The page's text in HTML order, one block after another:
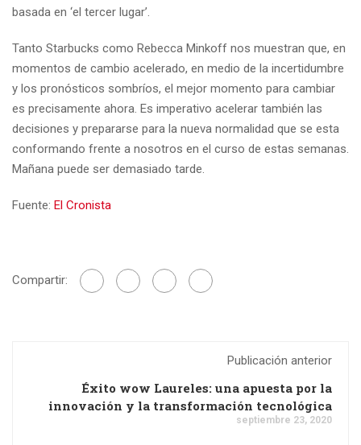
basada en ‘el tercer lugar’.
Tanto Starbucks como Rebecca Minkoff nos muestran que, en
momentos de cambio acelerado, en medio de la incertidumbre
y los pronósticos sombríos, el mejor momento para cambiar
es precisamente ahora. Es imperativo acelerar también las
decisiones y prepararse para la nueva normalidad que se esta
conformando frente a nosotros en el curso de estas semanas.
Mañana puede ser demasiado tarde.
Fuente: El Cronista
Compartir:
Publicación anterior
Éxito wow Laureles: una apuesta por la
innovación y la transformación tecnológica
septiembre 23, 2020